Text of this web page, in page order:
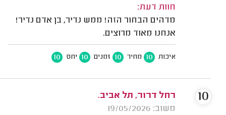
חוות דעת:
מדהים הבחור הזה! ממש נדיר, בן אדם נדיר!
אנחנו מאוד מרוצים.
איכות 10 מחיר 10 זמנים 10 יחס 10
רחל דרור, תל אביב.
משוב: 19/05/2026
10